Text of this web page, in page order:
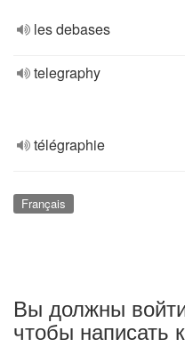
les debases
telegraphy
télégraphie
Français
Вы должны
чтобы написать